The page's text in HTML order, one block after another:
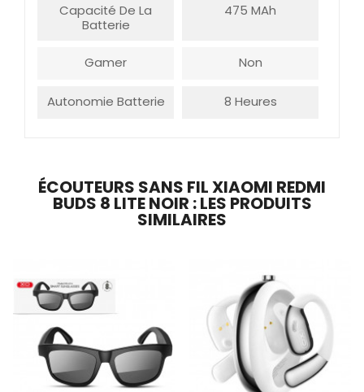
Capacité De La
Batterie
475 MAh
Gamer Non
Autonomie Batterie 8 Heures
ÉCOUTEURS SANS FIL XIAOMI REDMI
BUDS 8 LITE NOIR : LES PRODUITS
SIMILAIRES